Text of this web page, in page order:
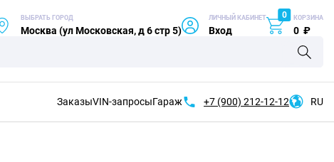
ВЫБРАТЬ ГОРОД
Москва (ул Московская, д 6 стр 5)
ЛИЧНЫЙ КАБИНЕТ
Вход
0 КОРЗИНА
0 ₽
ЗаказыVIN-запросыГараж +7 (900) 212-12-12 RU